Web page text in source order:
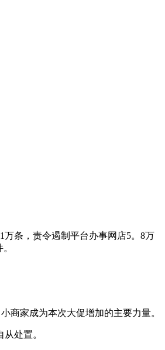
条，责令遏制平台办事网店5。8万
家成为本次大促增加的主要力量。
处置。